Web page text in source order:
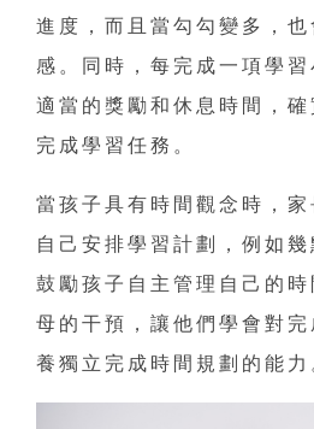
進度，而且當勾勾變多，
感。同時，每完成一項學
適當的獎勵和休息時間，
完成學習任務。
當孩子具有時間觀念時，
自己安排學習計劃，例如幾
鼓勵孩子自主管理自己的
母的干預，讓他們學會對
養獨立完成時間規劃的能力